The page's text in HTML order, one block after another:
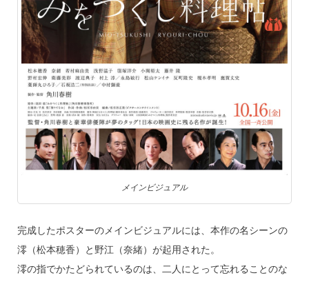
メインビジュアル
完成したポスターのメインビジュアルには、本作の名シーンの
澪（松本穂香）と野江（奈緒）が起用された。
澪の指でかたどられているのは、二人にとって忘れることのな